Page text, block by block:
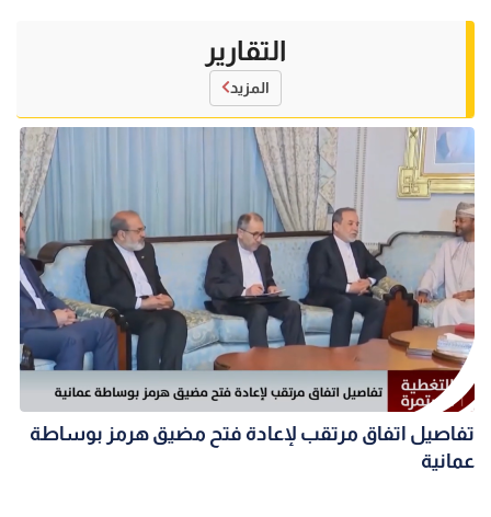
التقارير
المزيد
تفاصيل اتفاق مرتقب لإعادة فتح مضيق هرمز بوساطة
عمانية